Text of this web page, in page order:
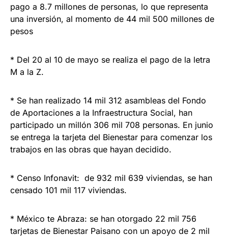
pago a 8.7 millones de personas, lo que representa
una inversión, al momento de 44 mil 500 millones de
pesos
* Del 20 al 10 de mayo se realiza el pago de la letra
M a la Z.
* Se han realizado 14 mil 312 asambleas del Fondo
de Aportaciones a la Infraestructura Social, han
participado un millón 306 mil 708 personas. En junio
se entrega la tarjeta del Bienestar para comenzar los
trabajos en las obras que hayan decidido.
* Censo Infonavit: de 932 mil 639 viviendas, se han
censado 101 mil 117 viviendas.
* México te Abraza: se han otorgado 22 mil 756
tarjetas de Bienestar Paisano con un apoyo de 2 mil